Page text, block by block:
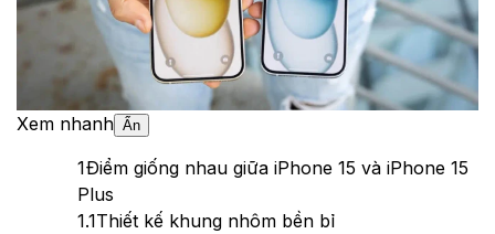
Xem nhanh Ẩn
1Điểm giống nhau giữa iPhone 15 và iPhone 15
Plus
1.1Thiết kế khung nhôm bền bỉ